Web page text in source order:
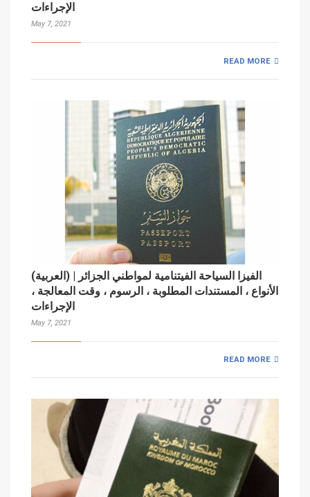
الإجراءات
May 7, 2021
READ MORE
(العربية) الفيزا السياحة الفيتنامية لمواطني الجزائر |
الأنواع ، المستندات المطلوبة ، الرسوم ، وقت المعالجة ،
الإجراءات
May 7, 2021
READ MORE